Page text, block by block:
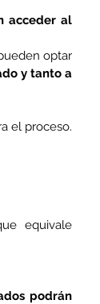
acceder al
optar
y tanto a
el proceso.
equivale
podrán